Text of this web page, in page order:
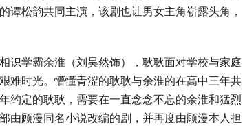
谭松韵共同主演，该剧也让男女主角崭露头角，
识学霸余淮（刘昊然饰），耿耿面对学校与家庭
难时光。懵懂青涩的耿耿与余淮的在高中三年共
约定的耿耿，需要在一直念念不忘的余淮和猛烈
由顾漫同名小说改编的剧，并再度由顾漫本人担